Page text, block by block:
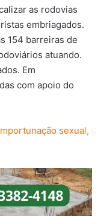
as rodovias
embriagados.
154 barreiras de
atuando.
Em
com apoio do
sexual,